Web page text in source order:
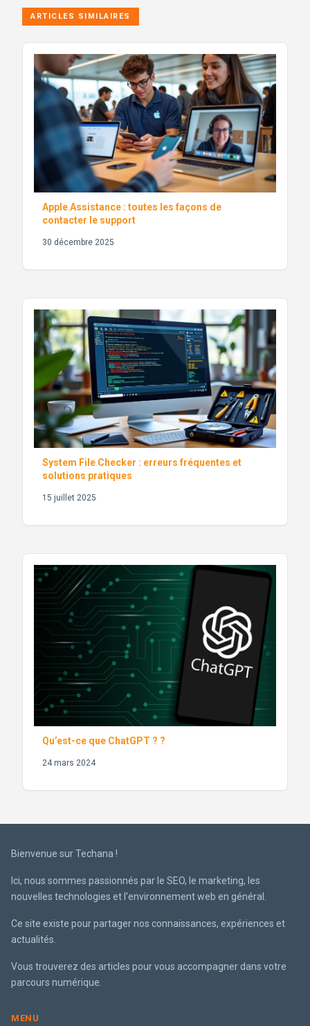
ARTICLES SIMILAIRES
Apple Assistance : toutes les façons de
contacter le support
30 décembre 2025
System File Checker : erreurs fréquentes et
solutions pratiques
15 juillet 2025
Qu’est-ce que ChatGPT ? ?
24 mars 2024
Bienvenue sur Techana !
Ici, nous sommes passionnés par le SEO, le marketing, les
nouvelles technologies et l'environnement web en général.
Ce site existe pour partager nos connaissances, expériences et
actualités.
Vous trouverez des articles pour vous accompagner dans votre
parcours numérique.
MENU